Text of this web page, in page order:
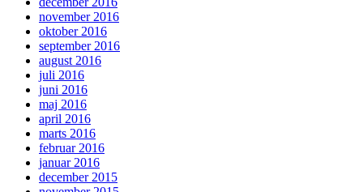
november 2016
oktober 2016
september 2016
august 2016
juli 2016
juni 2016
maj 2016
april 2016
marts 2016
februar 2016
januar 2016
december 2015